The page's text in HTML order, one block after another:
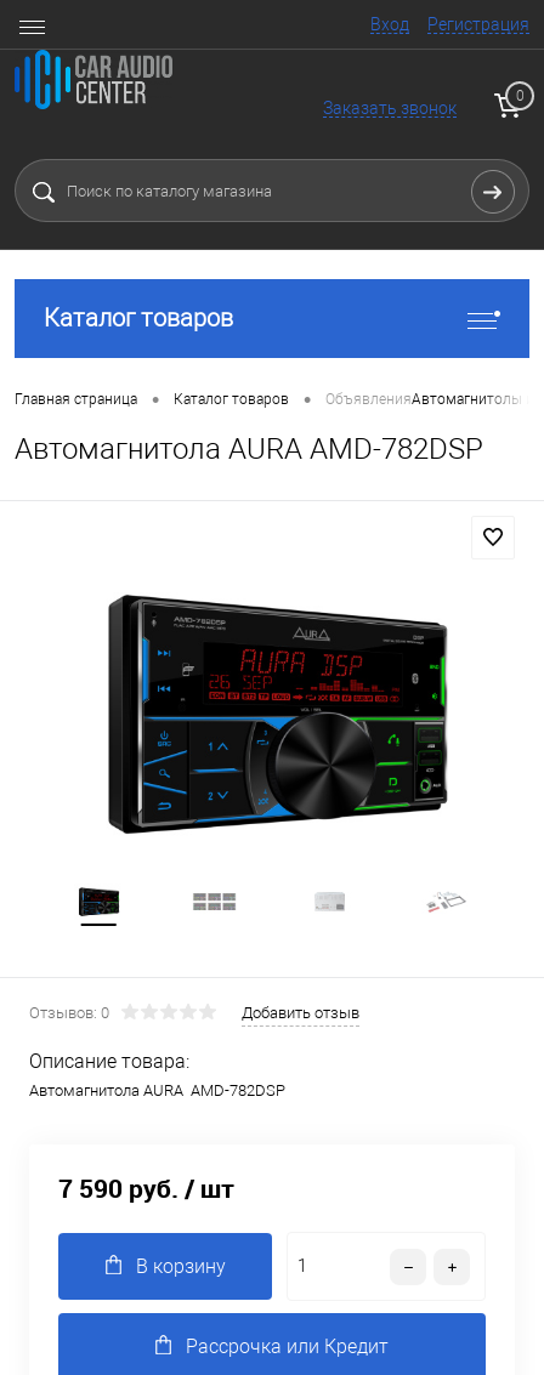
Вход Регистрация
Заказать звонок
0
Каталог товаров
Главная страница • Каталог товаров • ОбъявленияАвтомагнитолы и
Автомагнитола AURA AMD-782DSP
Отзывов: 0 Добавить отзыв
Описание товара:
Автомагнитола AURA AMD-782DSP
7 590 руб. / шт
В корзину
Рассрочка или Кредит